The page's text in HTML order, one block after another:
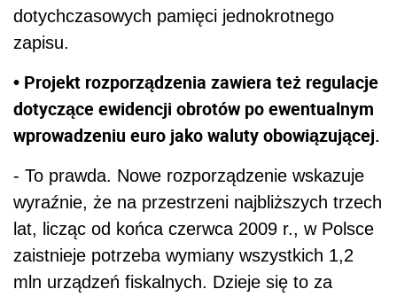
dotychczasowych pamięci jednokrotnego
zapisu.
• Projekt rozporządzenia zawiera też regulacje
dotyczące ewidencji obrotów po ewentualnym
wprowadzeniu euro jako waluty obowiązującej.
- To prawda. Nowe rozporządzenie wskazuje
wyraźnie, że na przestrzeni najbliższych trzech
lat, licząc od końca czerwca 2009 r., w Polsce
zaistnieje potrzeba wymiany wszystkich 1,2
mln urządzeń fiskalnych. Dzieje się to za